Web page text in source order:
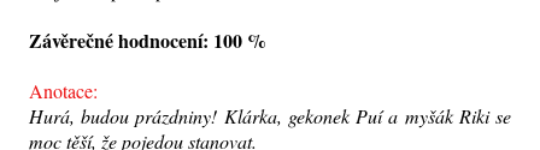
Závěrečné hodnocení: 100 %
Anotace:
Hurá, budou prázdniny! Klárka, gekonek Puí a myšák Riki se
moc těší, že pojedou stanovat.